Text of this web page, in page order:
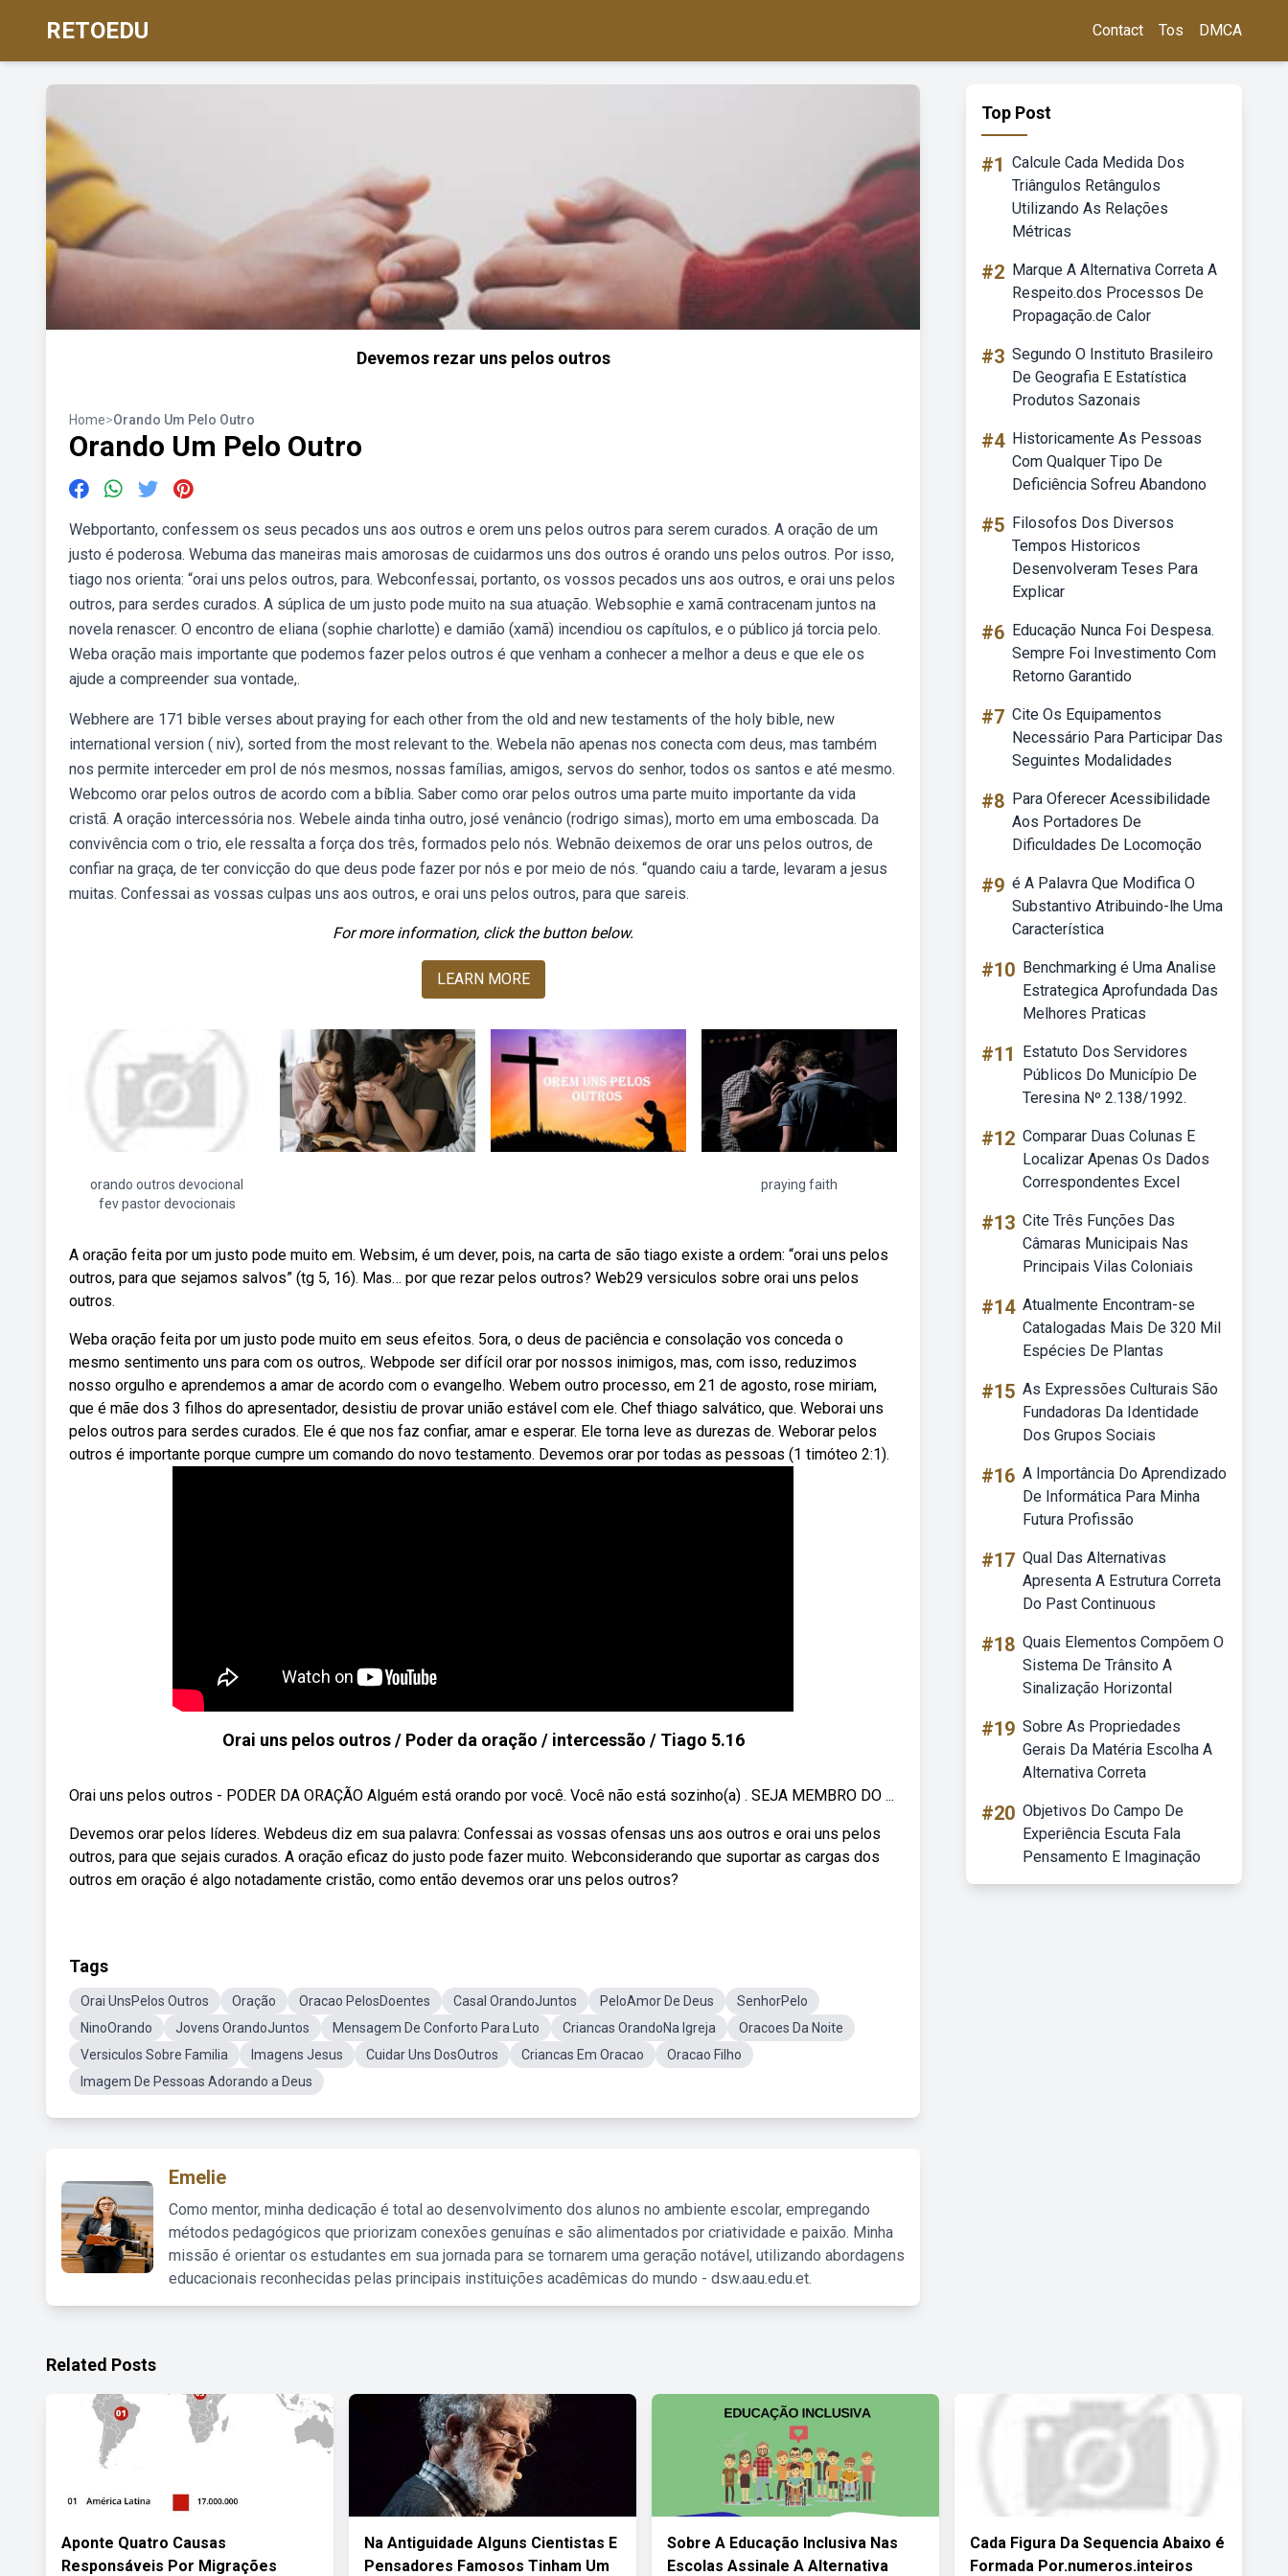
RETOEDU Contact Tos DMCA
Devemos rezar uns pelos outros
Home>Orando Um Pelo Outro
Orando Um Pelo Outro
Webportanto, confessem os seus pecados uns aos outros e orem uns pelos outros para serem curados. A oração de um
justo é poderosa. Webuma das maneiras mais amorosas de cuidarmos uns dos outros é orando uns pelos outros. Por isso,
tiago nos orienta: “orai uns pelos outros, para. Webconfessai, portanto, os vossos pecados uns aos outros, e orai uns pelos
outros, para serdes curados. A súplica de um justo pode muito na sua atuação. Websophie e xamã contracenam juntos na
novela renascer. O encontro de eliana (sophie charlotte) e damião (xamã) incendiou os capítulos, e o público já torcia pelo.
Weba oração mais importante que podemos fazer pelos outros é que venham a conhecer a melhor a deus e que ele os
ajude a compreender sua vontade,.
Webhere are 171 bible verses about praying for each other from the old and new testaments of the holy bible, new
international version ( niv), sorted from the most relevant to the. Webela não apenas nos conecta com deus, mas também
nos permite interceder em prol de nós mesmos, nossas famílias, amigos, servos do senhor, todos os santos e até mesmo.
Webcomo orar pelos outros de acordo com a bíblia. Saber como orar pelos outros uma parte muito importante da vida
cristã. A oração intercessória nos. Webele ainda tinha outro, josé venâncio (rodrigo simas), morto em uma emboscada. Da
convivência com o trio, ele ressalta a força dos três, formados pelo nós. Webnão deixemos de orar uns pelos outros, de
confiar na graça, de ter convicção do que deus pode fazer por nós e por meio de nós. “quando caiu a tarde, levaram a jesus
muitas. Confessai as vossas culpas uns aos outros, e orai uns pelos outros, para que sareis.
For more information, click the button below.
LEARN MORE
orando outros devocional
fev pastor devocionais
praying faith
A oração feita por um justo pode muito em. Websim, é um dever, pois, na carta de são tiago existe a ordem: “orai uns pelos
outros, para que sejamos salvos” (tg 5, 16). Mas… por que rezar pelos outros? Web29 versiculos sobre orai uns pelos
outros.
Weba oração feita por um justo pode muito em seus efeitos. 5ora, o deus de paciência e consolação vos conceda o
mesmo sentimento uns para com os outros,. Webpode ser difícil orar por nossos inimigos, mas, com isso, reduzimos
nosso orgulho e aprendemos a amar de acordo com o evangelho. Webem outro processo, em 21 de agosto, rose miriam,
que é mãe dos 3 filhos do apresentador, desistiu de provar união estável com ele. Chef thiago salvático, que. Weborai uns
pelos outros para serdes curados. Ele é que nos faz confiar, amar e esperar. Ele torna leve as durezas de. Weborar pelos
outros é importante porque cumpre um comando do novo testamento. Devemos orar por todas as pessoas (1 timóteo 2:1).
Orai uns pelos outros / Poder da oração / intercessão / Tiago 5.16
Orai uns pelos outros - PODER DA ORAÇÃO Alguém está orando por você. Você não está sozinho(a) . SEJA MEMBRO DO ...
Devemos orar pelos líderes. Webdeus diz em sua palavra: Confessai as vossas ofensas uns aos outros e orai uns pelos
outros, para que sejais curados. A oração eficaz do justo pode fazer muito. Webconsiderando que suportar as cargas dos
outros em oração é algo notadamente cristão, como então devemos orar uns pelos outros?
Tags
Orai UnsPelos Outros Oração Oracao PelosDoentes Casal OrandoJuntos PeloAmor De Deus
SenhorPelo
NinoOrando
Jovens OrandoJuntos Mensagem De Conforto Para Luto Criancas OrandoNa Igreja
Oracoes Da Noite
Versiculos Sobre Familia
Imagens Jesus Cuidar Uns DosOutros Criancas Em Oracao
Oracao Filho
Imagem De Pessoas Adorando a Deus
Emelie
Como mentor, minha dedicação é total ao desenvolvimento dos alunos no ambiente escolar, empregando
métodos pedagógicos que priorizam conexões genuínas e são alimentados por criatividade e paixão. Minha
missão é orientar os estudantes em sua jornada para se tornarem uma geração notável, utilizando abordagens
educacionais reconhecidas pelas principais instituições acadêmicas do mundo - dsw.aau.edu.et.
Top Post
#1 Calcule Cada Medida Dos
Triângulos Retângulos
Utilizando As Relações
Métricas
#2 Marque A Alternativa Correta A
Respeito.dos Processos De
Propagação.de Calor
#3 Segundo O Instituto Brasileiro
De Geografia E Estatística
Produtos Sazonais
#4 Historicamente As Pessoas
Com Qualquer Tipo De
Deficiência Sofreu Abandono
#5 Filosofos Dos Diversos
Tempos Historicos
Desenvolveram Teses Para
Explicar
#6 Educação Nunca Foi Despesa.
Sempre Foi Investimento Com
Retorno Garantido
#7 Cite Os Equipamentos
Necessário Para Participar Das
Seguintes Modalidades
#8 Para Oferecer Acessibilidade
Aos Portadores De
Dificuldades De Locomoção
#9 é A Palavra Que Modifica O
Substantivo Atribuindo-lhe Uma
Característica
#10 Benchmarking é Uma Analise
Estrategica Aprofundada Das
Melhores Praticas
#11
Estatuto Dos Servidores
Públicos Do Município De
Teresina Nº 2.138/1992.
#12 Comparar Duas Colunas E
Localizar Apenas Os Dados
Correspondentes Excel
#13 Cite Três Funções Das
Câmaras Municipais Nas
Principais Vilas Coloniais
#14 Atualmente Encontram-se
Catalogadas Mais De 320 Mil
Espécies De Plantas
#15 As Expressões Culturais São
Fundadoras Da Identidade
Dos Grupos Sociais
#16 A Importância Do Aprendizado
De Informática Para Minha
Futura Profissão
#17 Qual Das Alternativas
Apresenta A Estrutura Correta
Do Past Continuous
#18 Quais Elementos Compõem O
Sistema De Trânsito A
Sinalização Horizontal
#19 Sobre As Propriedades
Gerais Da Matéria Escolha A
Alternativa Correta
#20 Objetivos Do Campo De
Experiência Escuta Fala
Pensamento E Imaginação
Related Posts
Aponte Quatro Causas
Responsáveis Por Migrações
Na Antiguidade Alguns Cientistas E
Pensadores Famosos Tinham Um
Sobre A Educação Inclusiva Nas
Escolas Assinale A Alternativa
Cada Figura Da Sequencia Abaixo é
Formada Por.numeros.inteiros